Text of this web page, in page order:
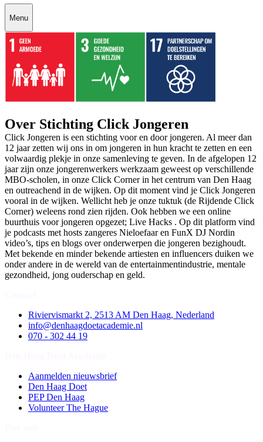
Menu
Over Stichting Click Jongeren
Click Jongeren is een stichting voor en door jongeren. Al meer dan
12 jaar zetten wij ons in om jongeren in hun kracht te zetten en een
volwaardig plekje in onze samenleving te geven. In de afgelopen 12
jaar zijn onze jongerenwerkers werkzaam geweest op verschillende
MBO-scholen, in onze Click Corner in het centrum van Den Haag
en outreachend in de wijken. Op dit moment vind je Click Jongeren
vooral in de wijken. Wellicht heb je onze tuktuk (de Rijdende Click
Corner) weleens rond zien rijden. Ook hebben we een online
buurthuis voor jongeren opgezet; Live Hacks . Op dit platform vind
je podcasts met hosts zangeres Nieloefaar en FunX DJ Nordin
video’s, tips en blogs over onderwerpen die jongeren bezighoudt.
Met bekende en minder bekende artiesten en influencers duiken we
onder andere in de wereld van de entertainmentindustrie, mentale
gezondheid, jong ouderschap en geld.
Riviervismarkt 2, 2513 AM Den Haag, Nederland
info@denhaagdoetacademie.nl
070 - 302 44 19
Aanmelden nieuwsbrief
Den Haag Doet
PEP Den Haag
Volunteer The Hague